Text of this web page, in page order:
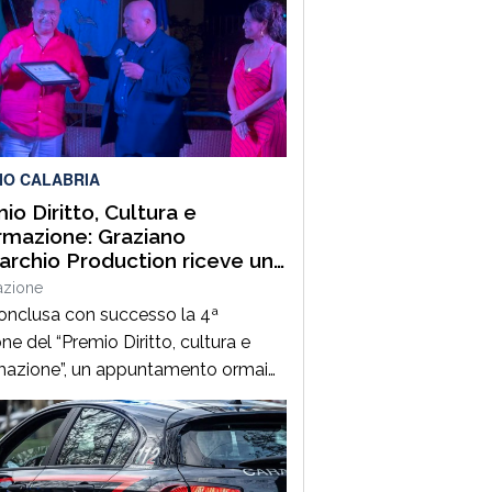
CALABRIA
Diritto, Cultura e
Graziano
Production riceve un
riconoscimento a
con successo la 4ª
del “Premio Diritto, cultura e
un appuntamento ormai
nel panorama forense
L’evento, tenutosi a Palmi il 6
2026, ha offerto un’importante
di riflessione sul tema